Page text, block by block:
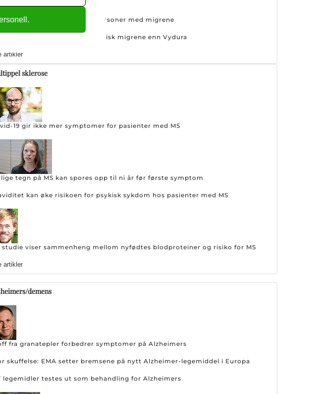
ser annerledes ut hos personer med migrene
er ikke bedre for periodisk migrene enn Vydura
artikler
sklerose
19 gir ikke mer symptomer for pasienter med MS
tegn på MS kan spores opp til ni år før første symptom
kan øke risikoen for psykisk sykdom hos pasienter med MS
studie viser sammenheng mellom nyfødtes blodproteiner og risiko for MS
artikler
demens
fra granatepler forbedrer symptomer på Alzheimers
skuffelse: EMA setter bremsene på nytt Alzheimer-legemiddel i Europa
legemidler testes ut som behandling for Alzheimers